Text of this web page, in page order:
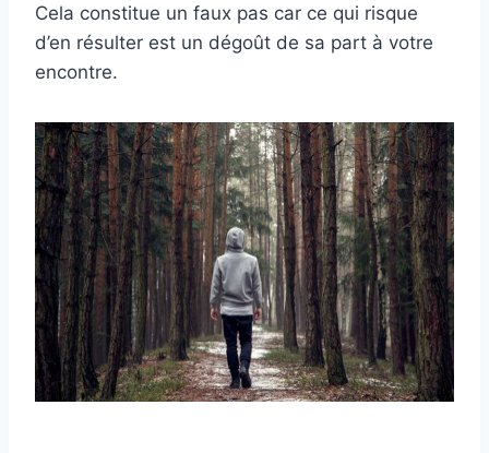
Cela constitue un faux pas car ce qui risque
d’en résulter est un dégoût de sa part à votre
encontre.